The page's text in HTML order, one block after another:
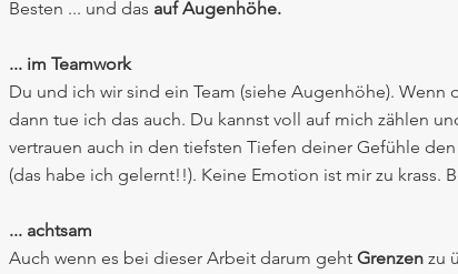
Besten ... und das auf Augenhöhe.
... im Teamwork
Du und ich wir sind ein Team (siehe Augenhöhe). Wenn
dann tue ich das auch. Du kannst voll auf mich zählen
vertrauen auch in den tiefsten Tiefen deiner Gefühle
(das habe ich gelernt!!). Keine Emotion ist mir zu krass.
... achtsam
Auch wenn es bei dieser Arbeit darum geht Grenzen zu